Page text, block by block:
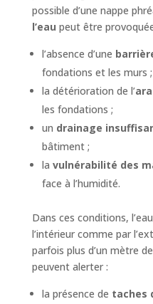
possible d’une nappe
l’eau peut être
l’absence d’une
fondations et les murs ;
la détérioration de l’
les fondations ;
un drainage
bâtiment ;
la vulnérabilité des
face à l’humidité.
Dans ces conditions,
l’intérieur comme par
parfois plus d’un mètre
peuvent alerter :
la présence de taches